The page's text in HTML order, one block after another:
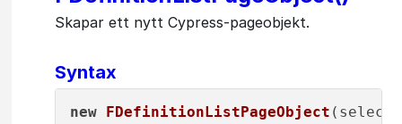
Skapar ett nytt Cypress-pageobjekt.
Syntax
new FDefinitionListPageObject